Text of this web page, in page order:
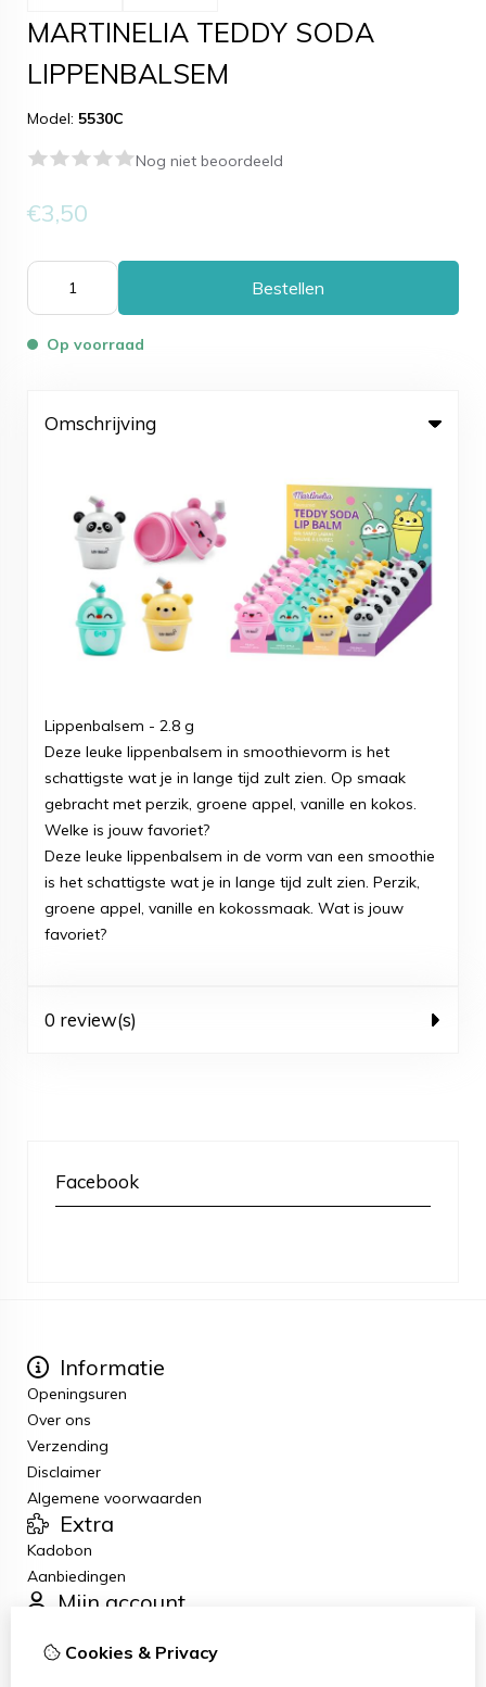
MARTINELIA TEDDY SODA
LIPPENBALSEM
Model: 5530C
Nog niet beoordeeld
€3,50
Bestellen
Op voorraad
Omschrijving
Lippenbalsem - 2.8 g
Deze leuke lippenbalsem in smoothievorm is het
schattigste wat je in lange tijd zult zien. Op smaak
gebracht met perzik, groene appel, vanille en kokos.
Welke is jouw favoriet?
Deze leuke lippenbalsem in de vorm van een smoothie
is het schattigste wat je in lange tijd zult zien. Perzik,
groene appel, vanille en kokossmaak. Wat is jouw
favoriet?
0 review(s)
Facebook
Informatie
Openingsuren
Over ons
Verzending
Disclaimer
Algemene voorwaarden
Extra
Kadobon
Aanbiedingen
Mijn account
Bestelhistorie
Cookies & Privacy